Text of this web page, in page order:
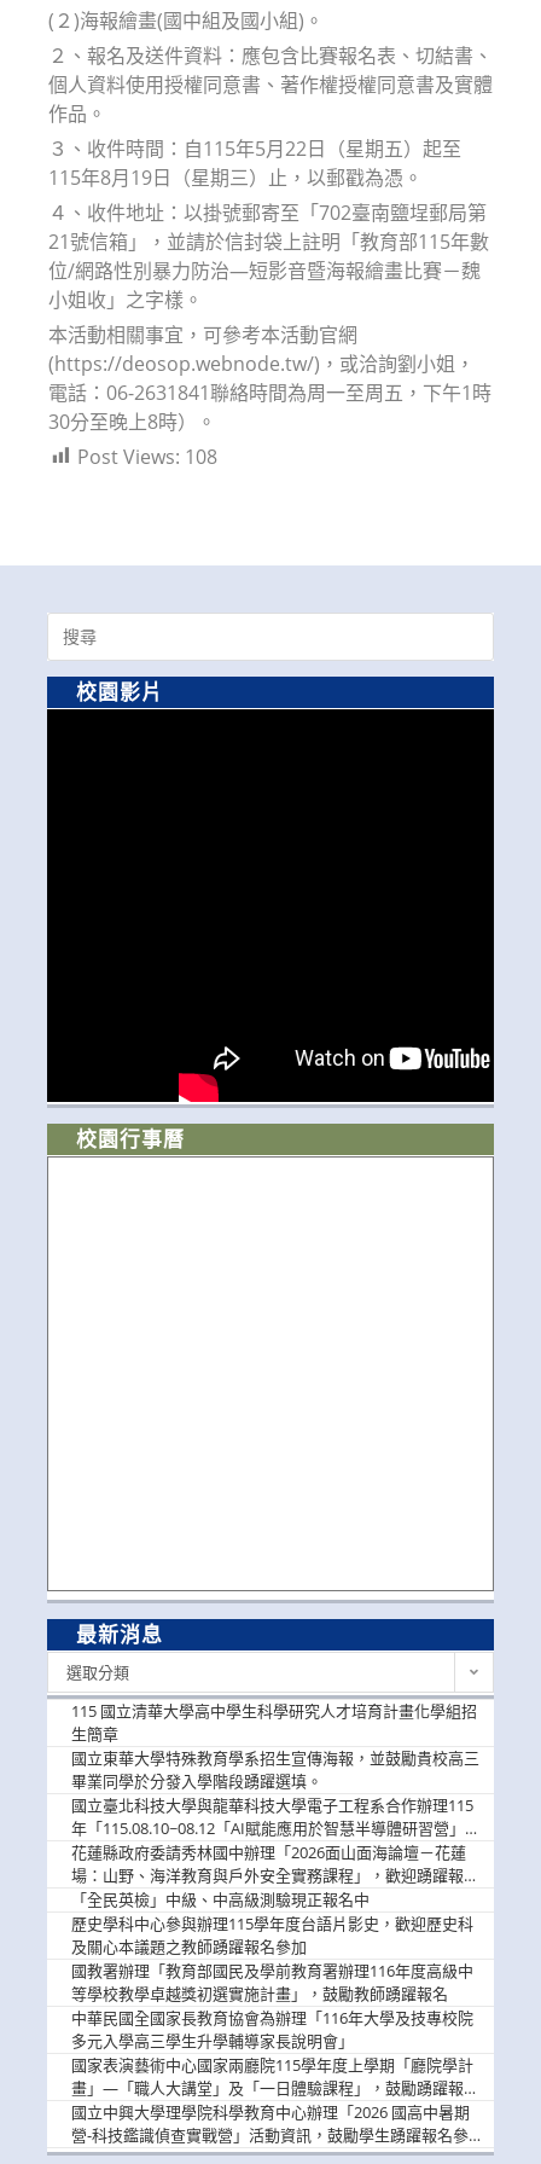
(２)海報繪畫(國中組及國小組)。
２、報名及送件資料：應包含比賽報名表、切結書、
個人資料使用授權同意書、著作權授權同意書及實體
作品。
３、收件時間：自115年5月22日（星期五）起至
115年8月19日（星期三）止，以郵戳為憑。
４、收件地址：以掛號郵寄至「702臺南鹽埕郵局第
21號信箱」，並請於信封袋上註明「教育部115年數
位/網路性別暴力防治—短影音暨海報繪畫比賽－魏
小姐收」之字樣。
本活動相關事宜，可參考本活動官網
(https://deosop.webnode.tw/)，或洽詢劉小姐，
電話：06-2631841聯絡時間為周一至周五，下午1時
30分至晚上8時）。
Post Views: 108
Search
for:
校園影片
校園行事曆
最新消息
選取分類
115 國立清華大學高中學生科學研究人才培育計畫化學組招
生簡章
國立東華大學特殊教育學系招生宣傳海報，並鼓勵貴校高三
畢業同學於分發入學階段踴躍選填。
國立臺北科技大學與龍華科技大學電子工程系合作辦理115
年「115.08.10~08.12「AI賦能應用於智慧半導體研習營」，
歡迎學生踴躍報名參加
花蓮縣政府委請秀林國中辦理「2026面山面海論壇－花蓮
場：山野、海洋教育與戶外安全實務課程」，歡迎踴躍報名
參加
「全民英檢」中級、中高級測驗現正報名中
歷史學科中心參與辦理115學年度台語片影史，歡迎歷史科
及關心本議題之教師踴躍報名參加
國教署辦理「教育部國民及學前教育署辦理116年度高級中
等學校教學卓越獎初選實施計畫」，鼓勵教師踴躍報名
中華民國全國家長教育協會為辦理「116年大學及技專校院
多元入學高三學生升學輔導家長說明會」
國家表演藝術中心國家兩廳院115學年度上學期「廳院學計
畫」—「職人大講堂」及「一日體驗課程」，鼓勵踴躍報名
參與。
國立中興大學理學院科學教育中心辦理「2026 國高中暑期
營-科技鑑識偵查實戰營」活動資訊，鼓勵學生踴躍報名參
加。